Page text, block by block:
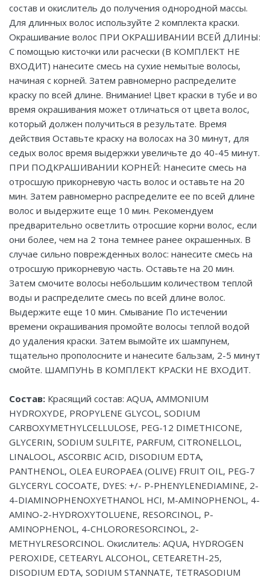
состав и окислитель до получения однородной массы.
Для длинных волос используйте 2 комплекта краски.
Окрашивание волос ПРИ ОКРАШИВАНИИ ВСЕЙ ДЛИНЫ:
С помощью кисточки или расчески (В КОМПЛЕКТ НЕ
ВХОДИТ) нанесите смесь на сухие немытые волосы,
начиная с корней. Затем равномерно распределите
краску по всей длине. Внимание! Цвет краски в тубе и во
время окрашивания может отличаться от цвета волос,
который должен получиться в результате. Время
действия Оставьте краску на волосах на 30 минут, для
седых волос время выдержки увеличьте до 40-45 минут.
ПРИ ПОДКРАШИВАНИИ КОРНЕЙ: Нанесите смесь на
отросшую прикорневую часть волос и оставьте на 20
мин. Затем равномерно распределите ее по всей длине
волос и выдержите еще 10 мин. Рекомендуем
предварительно осветлить отросшие корни волос, если
они более, чем на 2 тона темнее ранее окрашенных. В
случае сильно поврежденных волос: нанесите смесь на
отросшую прикорневую часть. Оставьте на 20 мин.
Затем смочите волосы небольшим количеством теплой
воды и распределите смесь по всей длине волос.
Выдержите еще 10 мин. Смывание По истечении
времени окрашивания промойте волосы теплой водой
до удаления краски. Затем вымойте их шампунем,
тщательно прополосните и нанесите бальзам, 2-5 минут
смойте. ШАМПУНЬ В КОМПЛЕКТ КРАСКИ НЕ ВХОДИТ.
Состав: Красящий состав: AQUA, AMMONIUM
HYDROXYDE, PROPYLENE GLYCOL, SODIUM
CARBOXYMETHYLCELLULOSE, PEG-12 DIMETHICONE,
GLYCERIN, SODIUM SULFITE, PARFUM, CITRONELLOL,
LINALOOL, ASCORBIC ACID, DISODIUM EDTA,
PANTHENOL, OLEA EUROPAEA (OLIVE) FRUIT OIL, PEG-7
GLYCERYL COCOATE, DYES: +/- P-PHENYLENEDIAMINE, 2-
4-DIAMINOPHENOXYETHANOL HCI, M-AMINOPHENOL, 4-
AMINO-2-HYDROXYTOLUENE, RESORCINOL, P-
AMINOPHENOL, 4-CHLORORESORCINOL, 2-
METHYLRESORCINOL. Окислитель: AQUA, HYDROGEN
PEROXIDE, CETEARYL ALCOHOL, CETEARETH-25,
DISODIUM EDTA, SODIUM STANNATE, TETRASODIUM